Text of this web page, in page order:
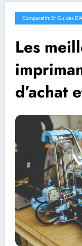
Comparatifs Et Guides
Les
d’achat